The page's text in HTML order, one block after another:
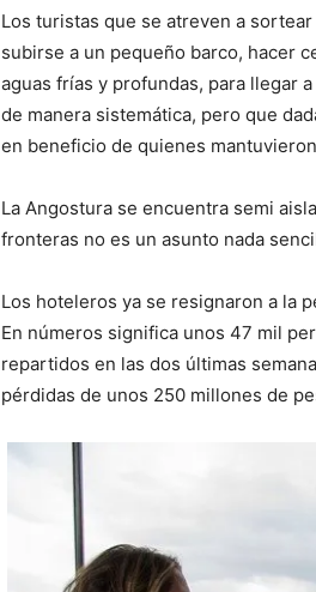
Los turistas que se atreven a
subirse a un pequeño barco, hacer
aguas frías y profundas, para llegar
de manera sistemática, pero que
en beneficio de quienes
La Angostura se encuentra semi
fronteras no es un asunto nada
Los hoteleros ya se resignaron a la
En números significa unos 47 mil
repartidos en las dos últimas
pérdidas de unos 250 millones de